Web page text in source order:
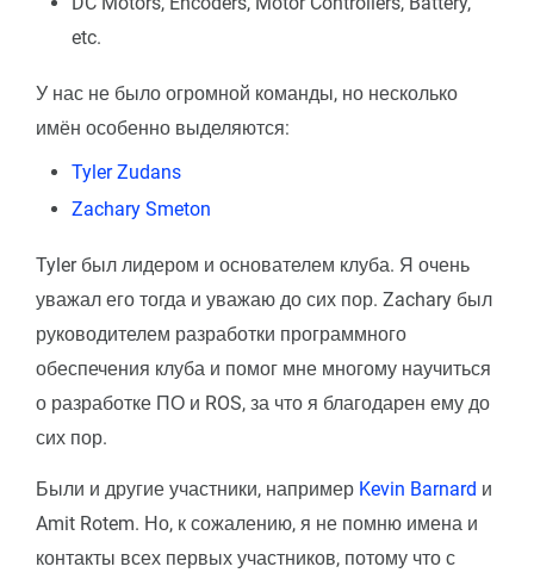
etc.
У нас не было огромной команды, но несколько
имён особенно выделяются:
Tyler Zudans
Zachary Smeton
Tyler был лидером и основателем клуба. Я очень
уважал его тогда и уважаю до сих пор. Zachary был
руководителем разработки программного
обеспечения клуба и помог мне многому научиться
о разработке ПО и ROS, за что я благодарен ему до
сих пор.
Были и другие участники, например Kevin Barnard и
Amit Rotem. Но, к сожалению, я не помню имена и
контакты всех первых участников, потому что с